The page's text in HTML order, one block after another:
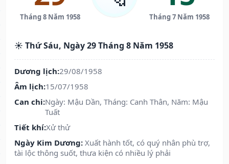
Tháng 8 Năm 1958 Tháng 7 Năm 1958
☀️ Thứ Sáu, Ngày 29 Tháng 8 Năm 1958
Dương lịch:29/08/1958
Âm lịch:15/07/1958
Can chi:Ngày: Mậu Dần, Tháng: Canh Thân, Năm: Mậu
Tuất
Tiết khí:Xử thử
Ngày Kim Dương: Xuất hành tốt, có quý nhân phù trợ,
tài lộc thông suốt, thưa kiện có nhiều lý phải